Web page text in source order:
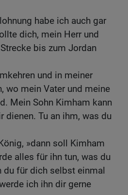
habe ich auch gar
dich, mein Herr und
bis zum Jordan
und in meiner
wo mein Vater und meine
Mein Sohn Kimham kann
dienen. Tu an ihm, was du
»dann soll Kimham
alles für ihn tun, was du
du für dich selbst einmal
ich ihn dir gerne